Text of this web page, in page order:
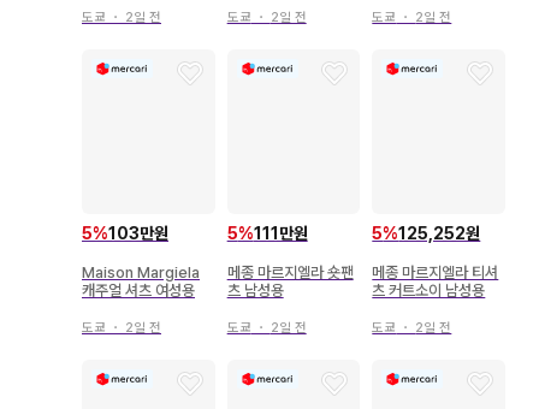
도쿄 ・ 2일 전 도쿄 ・ 2일 전 도쿄 ・ 2일 전
5%103만원
Maison Margiela
캐주얼 셔츠 여성용
도쿄 ・ 2일 전
5%111만원
메종 마르지엘라 숏팬
츠 남성용
도쿄 ・ 2일 전
5%125,252원
메종 마르지엘라 티셔
츠 커트소이 남성용
도쿄 ・ 2일 전